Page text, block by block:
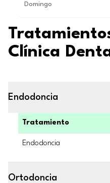
Domingo
Clínica
Endodoncia
Tratamiento
Endodoncia
Ortodoncia